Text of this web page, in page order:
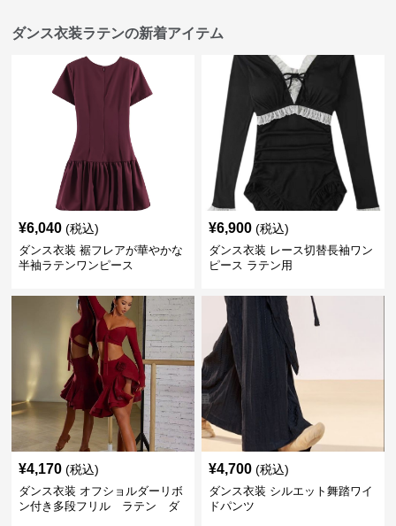
ダンス衣装ラテンの新着アイテム
¥6,040 (税込)
ダンス衣装 裾フレアが華やかな
半袖ラテンワンピース
¥6,900 (税込)
ダンス衣装 レース切替長袖ワン
ピース ラテン用
¥4,170 (税込)
ダンス衣装 オフショルダーリボ
ン付き多段フリル ラテン ダ
¥4,700 (税込)
ダンス衣装 シルエット舞踏ワイ
ドパンツ